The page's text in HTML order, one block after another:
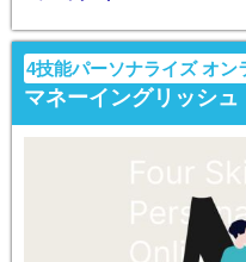
4技能パーソナライズ オン
マネーイングリッシュ